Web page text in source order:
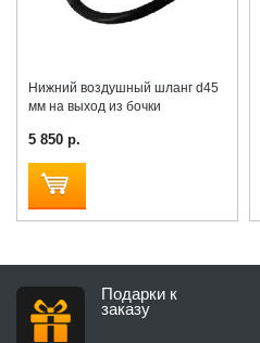
Нижний воздушный шланг d45
мм на выход из бочки
5 850 р.
Подарки к
заказу